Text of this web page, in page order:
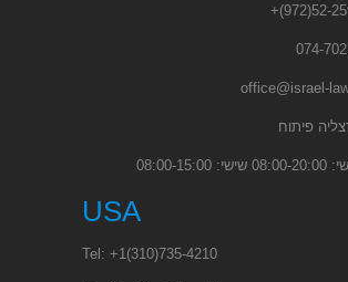
52-
+
office@israel-
15:00
USA
Tel: +1 (310)735-4210